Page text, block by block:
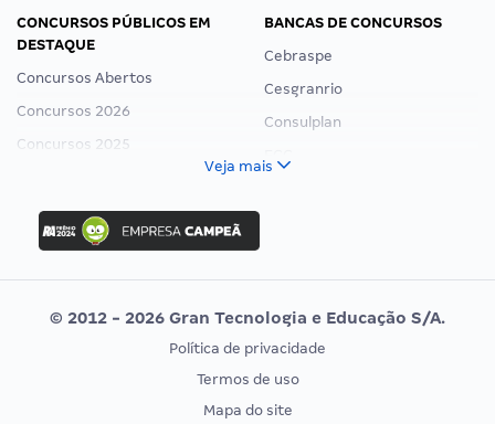
CONCURSOS PÚBLICOS EM
DESTAQUE
Concursos Abertos
Concursos 2026
Concursos 2025
Concurso Nacional Unificado
Concurso Ibama
Concurso MPU
Editais publicados
BANCAS DE CONCURSOS
Cebraspe
Cesgranrio
Consulplan
Vunesp
CONCURSOS POR PROFISSÃO
EXAME DE ORDEM
Veja mais
© 2012 - 2026 Gran Tecnologia e Educação S/A.
Política de privacidade
Termos de uso
Mapa do site